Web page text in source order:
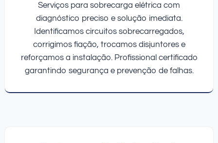
Serviços para sobrecarga elétrica com
diagnóstico preciso e solução imediata.
Identificamos circuitos sobrecarregados,
corrigimos fiação, trocamos disjuntores e
reforçamos a instalação. Profissional certificado
garantindo segurança e prevenção de falhas.